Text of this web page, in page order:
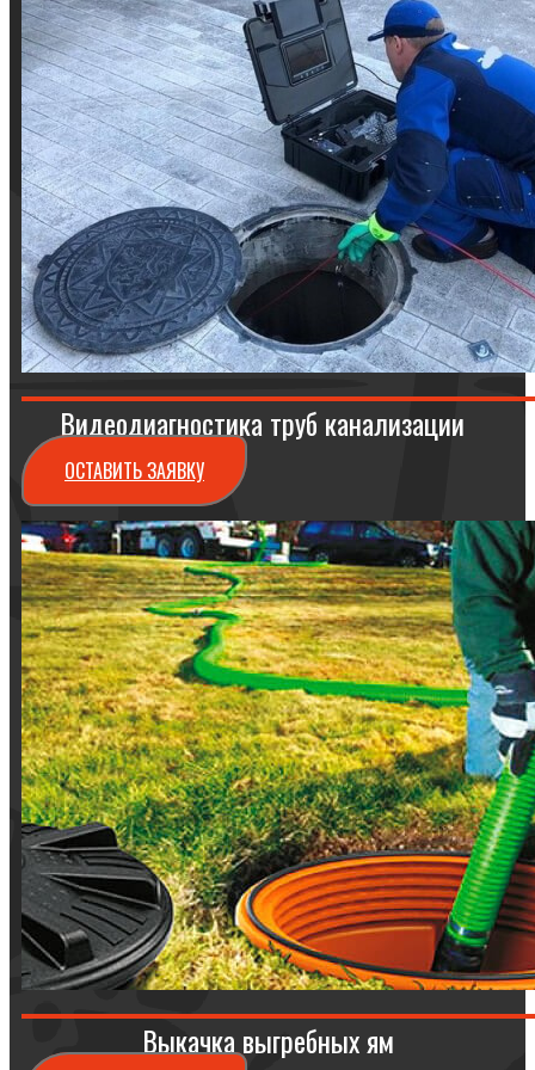
Видеодиагностика труб канализации
ОСТАВИТЬ ЗАЯВКУ
Выкачка выгребных ям